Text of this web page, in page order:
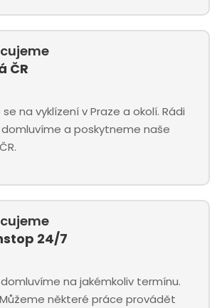
ČR
na vyklízení v Praze a okolí. Rádi
domluvíme a poskytneme naše
24/7
na jakémkoliv termínu.
některé práce provádět